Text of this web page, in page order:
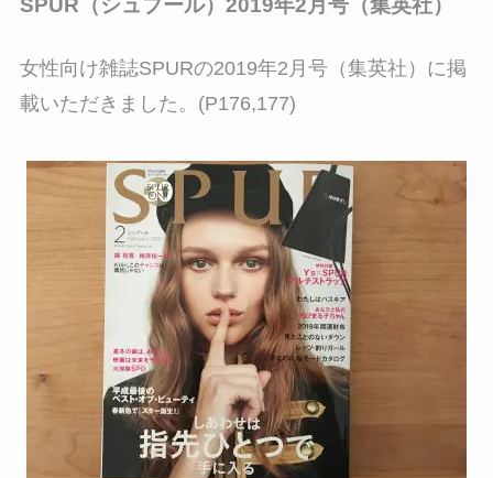
SPUR（シュプール）2019年2月号（集英社）
女性向け雑誌SPURの2019年2月号（集英社）に掲
載いただきました。(P176,177)